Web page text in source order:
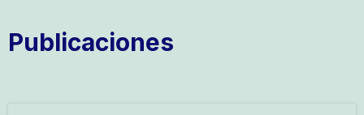
Publicaciones